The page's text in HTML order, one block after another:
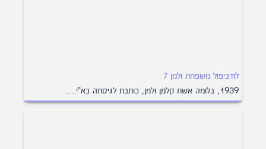
לודביפול משפחת ולמן 7
1939, בלומה אשת קלמן ולמן, כותבת לגיסתה בא"י.…